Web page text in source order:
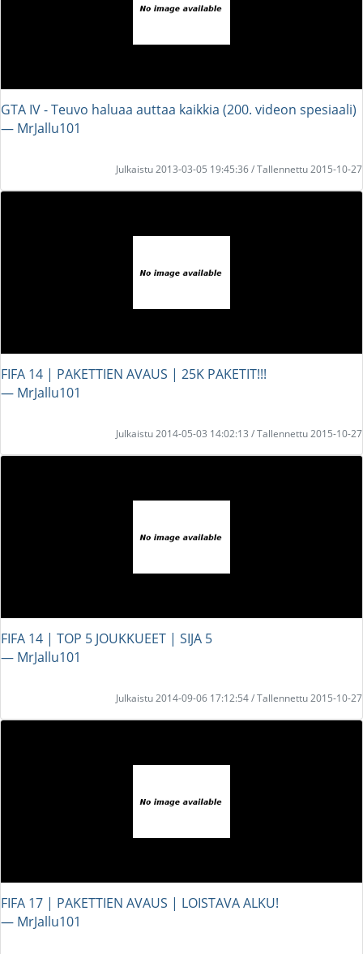
GTA IV - Teuvo haluaa auttaa kaikkia (200. videon spesiaali)
― MrJallu101
Julkaistu 2013-03-05 19:45:36 / Tallennettu 2015-10-27
FIFA 14 | PAKETTIEN AVAUS | 25K PAKETIT!!!
― MrJallu101
Julkaistu 2014-05-03 14:02:13 / Tallennettu 2015-10-27
FIFA 14 | TOP 5 JOUKKUEET | SIJA 5
― MrJallu101
Julkaistu 2014-09-06 17:12:54 / Tallennettu 2015-10-27
FIFA 17 | PAKETTIEN AVAUS | LOISTAVA ALKU!
― MrJallu101